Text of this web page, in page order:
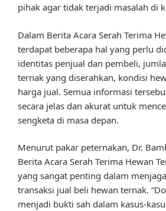
pihak agar tidak terjadi masalah di
Dalam Berita Acara Serah Terima
terdapat beberapa hal yang perlu
identitas penjual dan pembeli,
ternak yang diserahkan, kondisi
harga jual. Semua informasi
secara jelas dan akurat untuk
sengketa di masa depan.
Menurut pakar peternakan, Dr.
Berita Acara Serah Terima Hewan
yang sangat penting dalam
transaksi jual beli hewan ternak.
menjadi bukti sah dalam kasus-